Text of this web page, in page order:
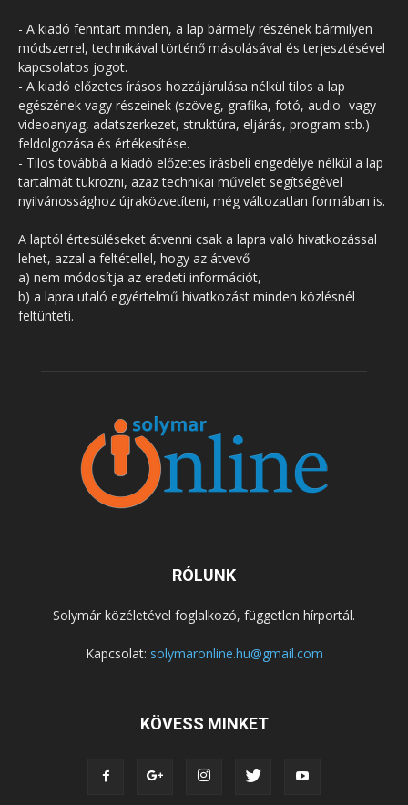
- A kiadó fenntart minden, a lap bármely részének bármilyen
módszerrel, technikával történő másolásával és terjesztésével
kapcsolatos jogot.
- A kiadó előzetes írásos hozzájárulása nélkül tilos a lap
egészének vagy részeinek (szöveg, grafika, fotó, audio- vagy
videoanyag, adatszerkezet, struktúra, eljárás, program stb.)
feldolgozása és értékesítése.
- Tilos továbbá a kiadó előzetes írásbeli engedélye nélkül a lap
tartalmát tükrözni, azaz technikai művelet segítségével
nyilvánossághoz újraközvetíteni, még változatlan formában is.
A laptól értesüléseket átvenni csak a lapra való hivatkozással
lehet, azzal a feltétellel, hogy az átvevő
a) nem módosítja az eredeti információt,
b) a lapra utaló egyértelmű hivatkozást minden közlésnél
feltünteti.
RÓLUNK
Solymár közéletével foglalkozó, független hírportál.
Kapcsolat: solymaronline.hu@gmail.com
KÖVESS MINKET